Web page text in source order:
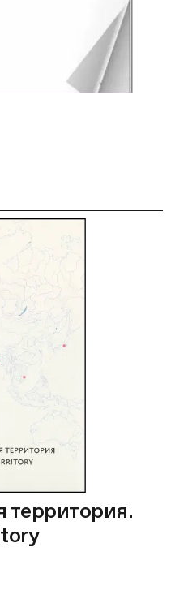
территория.